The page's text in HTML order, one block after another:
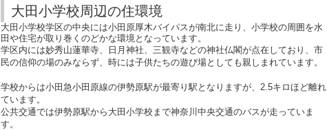
大田小学校周辺の住環境
大田小学校学区の中央には小田原厚木バイパスが南北に走り、小学校の周囲を水
田や住宅が取り巻くのどかな環境となっています。
学区内には妙秀山蓮華寺、日月神社、三観寺などの神社仏閣が点在しており、市
民の信仰の場のみならず、時には子供たちの遊び場としても親しまれています。
学校からは小田急小田原線の伊勢原駅が最寄り駅となりますが、 2.5キロほど離れ
ています。
公共交通では伊勢原駅から大田小学校まで神奈川中央交通のバスが走っていま
す。